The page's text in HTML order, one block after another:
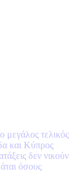
τελικός
και Κύπρος
δεν νικούν
όσους